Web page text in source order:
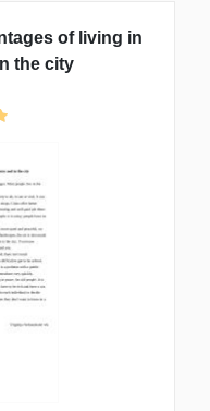
of living in
the city